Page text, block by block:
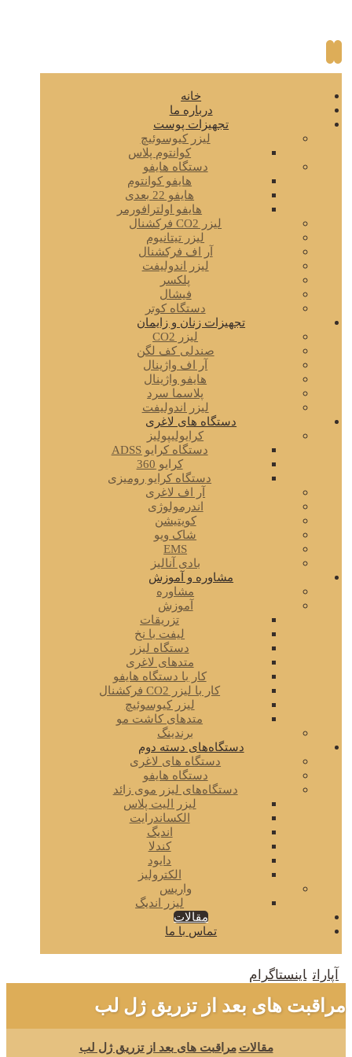
خانه
درباره ما
تجهیزات پوست
لیزر کیوسوئیچ
کوانتوم پلاس
دستگاه هایفو
هایفو کوانتوم
هایفو 22 بعدی
هایفو اولترافورمر
لیزر CO2 فرکشنال
لیزر تیتانیوم
آر اف فرکشنال
لیزر اندولیفت
پلکسر
فیشال
دستگاه کوتر
تجهیزات زنان و زایمان
لیزر CO2
صندلی کف لگن
آر اف واژینال
هایفو واژینال
پلاسما سرد
لیزر اندولیفت
دستگاه های لاغری
کرایولیپولیز
دستگاه کرایو ADSS
کرایو 360
دستگاه کرایو رومیزی
آر اف لاغری
اندرمولوژی
کویتیشن
شاک ویو
EMS
بادی آنالیز
مشاوره و آموزش
مشاوره
آموزش
تزریقات
لیفت با نخ
دستگاه لیزر
متدهای لاغری
کار با دستگاه هایفو
کار با لیزر CO2 فرکشنال
لیزر کیوسوئیچ
متدهای کاشت مو
برندینگ
دستگاه‌های دسته دوم
دستگاه های لاغری
دستگاه هایفو
دستگاه‌های لیزر موی زائد
لیزر الیت پلاس
الکساندرایت
اندیگ
کندلا
دایود
الکترولیز
واریس
لیزر اندیگ
مقالات
تماس با ما
آپارات اینستاگرام
مراقبت های بعد از تزریق ژل لب
مقالات مراقبت های بعد از تزریق ژل لب